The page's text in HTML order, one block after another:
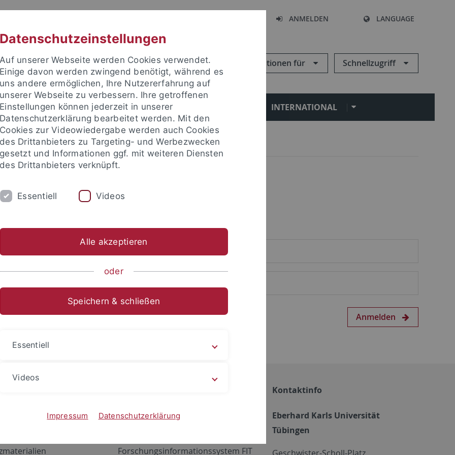
ANMELDEN LANGUAGE
Informationen für Schnellzugriff
FORSCHUNG EINRICHTUNGEN INTERNATIONAL
um sich anzumelden:
Anmelden
Netzwerk
ALMA
Forschungsinformationssystem FIT
Kontaktinfo
Eberhard Karls Universität
Tübingen
Datenschutzeinstellungen
Auf unserer Webseite werden Cookies verwendet.
Einige davon werden zwingend benötigt, während es
uns andere ermöglichen, Ihre Nutzererfahrung auf
unserer Webseite zu verbessern. Ihre getroffenen
Einstellungen können jederzeit in unserer
Datenschutzerklärung bearbeitet werden. Mit den
Cookies zur Videowiedergabe werden auch Cookies
des Drittanbieters zu Targeting- und Werbezwecken
gesetzt und Informationen ggf. mit weiteren Diensten
des Drittanbieters verknüpft.
Essentiell Videos
Alle akzeptieren
oder
Speichern & schließen
Essentiell
Videos
Impressum Datenschutzerklärung